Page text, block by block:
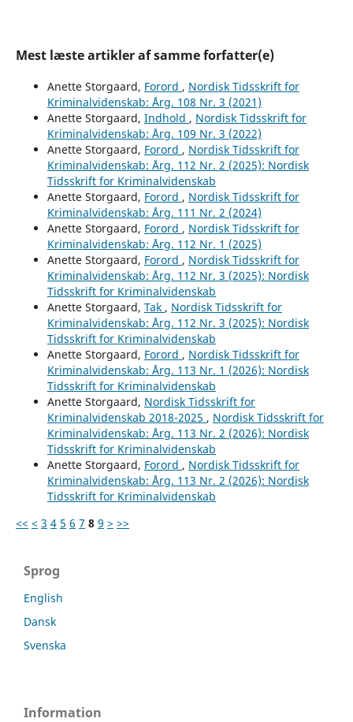
Mest læste artikler af samme forfatter(e)
Anette Storgaard, Forord , Nordisk Tidsskrift for
Kriminalvidenskab: Årg. 108 Nr. 3 (2021)
Anette Storgaard, Indhold , Nordisk Tidsskrift for
Kriminalvidenskab: Årg. 109 Nr. 3 (2022)
Anette Storgaard, Forord , Nordisk Tidsskrift for
Kriminalvidenskab: Årg. 112 Nr. 2 (2025): Nordisk
Tidsskrift for Kriminalvidenskab
Anette Storgaard, Forord , Nordisk Tidsskrift for
Kriminalvidenskab: Årg. 111 Nr. 2 (2024)
Anette Storgaard, Forord , Nordisk Tidsskrift for
Kriminalvidenskab: Årg. 112 Nr. 1 (2025)
Anette Storgaard, Forord , Nordisk Tidsskrift for
Kriminalvidenskab: Årg. 112 Nr. 3 (2025): Nordisk
Tidsskrift for Kriminalvidenskab
Anette Storgaard, Tak , Nordisk Tidsskrift for
Kriminalvidenskab: Årg. 112 Nr. 3 (2025): Nordisk
Tidsskrift for Kriminalvidenskab
Anette Storgaard, Forord , Nordisk Tidsskrift for
Kriminalvidenskab: Årg. 113 Nr. 1 (2026): Nordisk
Tidsskrift for Kriminalvidenskab
Anette Storgaard, Nordisk Tidsskrift for
Kriminalvidenskab 2018-2025 , Nordisk Tidsskrift for
Kriminalvidenskab: Årg. 113 Nr. 2 (2026): Nordisk
Tidsskrift for Kriminalvidenskab
Anette Storgaard, Forord , Nordisk Tidsskrift for
Kriminalvidenskab: Årg. 113 Nr. 2 (2026): Nordisk
Tidsskrift for Kriminalvidenskab
<< < 3 4 5 6 7 8 9 > >>
Sprog
English
Dansk
Svenska
Information